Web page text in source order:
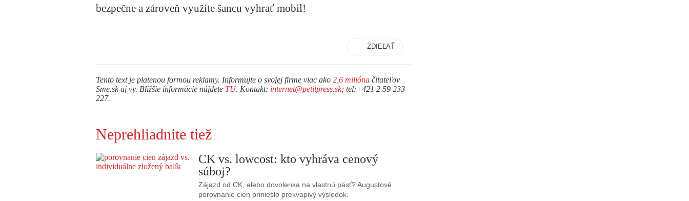
bezpečne a zároveň využite šancu vyhrať mobil!
ZDIEĽAŤ
Tento text je platenou formou reklamy. Informujte o svojej firme viac ako 2,6 milióna čitateľov
Sme.sk aj vy. Bližšie informácie nájdete TU. Kontakt: internet@petitpress.sk; tel:+421 2 59 233
227.
Neprehliadnite tiež
CK vs. lowcost: kto vyhráva cenový
súboj?
Zájazd od CK, alebo dovolenka na vlastnú päsť? Augustové
porovnanie cien prinieslo prekvapivý výsledok.